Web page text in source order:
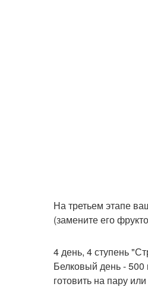
На третьем этапе
(замените его
4 день, 4 ступень
Белковый день - 500
готовить на пару